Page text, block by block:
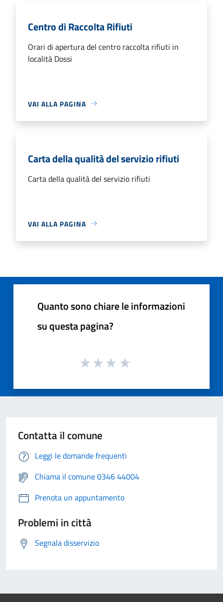
Centro di Raccolta Rifiuti
Orari di apertura del centro raccolta rifiuti in
località Dossi
VAI ALLA PAGINA
Carta della qualità del servizio rifiuti
Carta della qualità del servizio rifiuti
VAI ALLA PAGINA
Quanto sono chiare le informazioni
su questa pagina?
Contatta il comune
Leggi le domande frequenti
Chiama il comune 0346 44004
Prenota un appuntamento
Problemi in città
Segnala disservizio